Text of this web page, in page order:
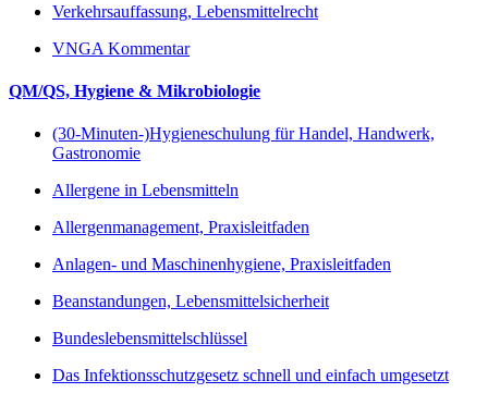
Verkehrsauffassung, Lebensmittelrecht
VNGA Kommentar
QM/QS, Hygiene & Mikrobiologie
(30-Minuten-)Hygieneschulung für Handel, Handwerk,
Gastronomie
Allergene in Lebensmitteln
Allergenmanagement, Praxisleitfaden
Anlagen- und Maschinenhygiene, Praxisleitfaden
Beanstandungen, Lebensmittelsicherheit
Bundeslebensmittelschlüssel
Das Infektionsschutzgesetz schnell und einfach umgesetzt